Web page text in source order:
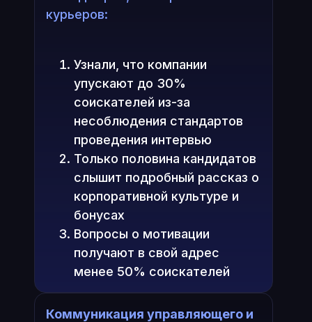
курьеров:
Узнали, что компании
упускают до 30%
соискателей из-за
несоблюдения стандартов
проведения интервью
Только половина кандидатов
слышит подробный рассказ о
корпоративной культуре и
бонусах
Вопросы о мотивации
получают в свой адрес
менее 50% соискателей
Коммуникация управляющего и